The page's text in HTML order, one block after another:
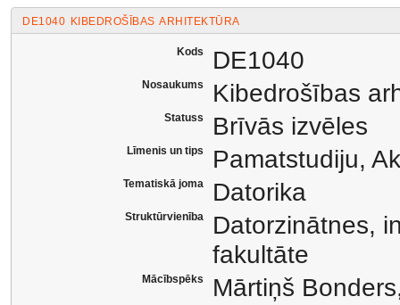
DE1040 KIBEDROŠĪBAS ARHITEKTŪRA
Kods DE1040
Nosaukums Kibedrošības
Statuss Brīvās izvēles
Līmenis un tips Pamatstudiju,
Tematiskā joma Datorika
Struktūrvienība
Datorzinātnes,
fakultāte
Mācībspēks Mārtiņš